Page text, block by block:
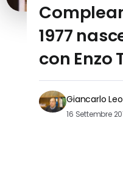
1977
con Enzo
Giancarlo
16 Settembre